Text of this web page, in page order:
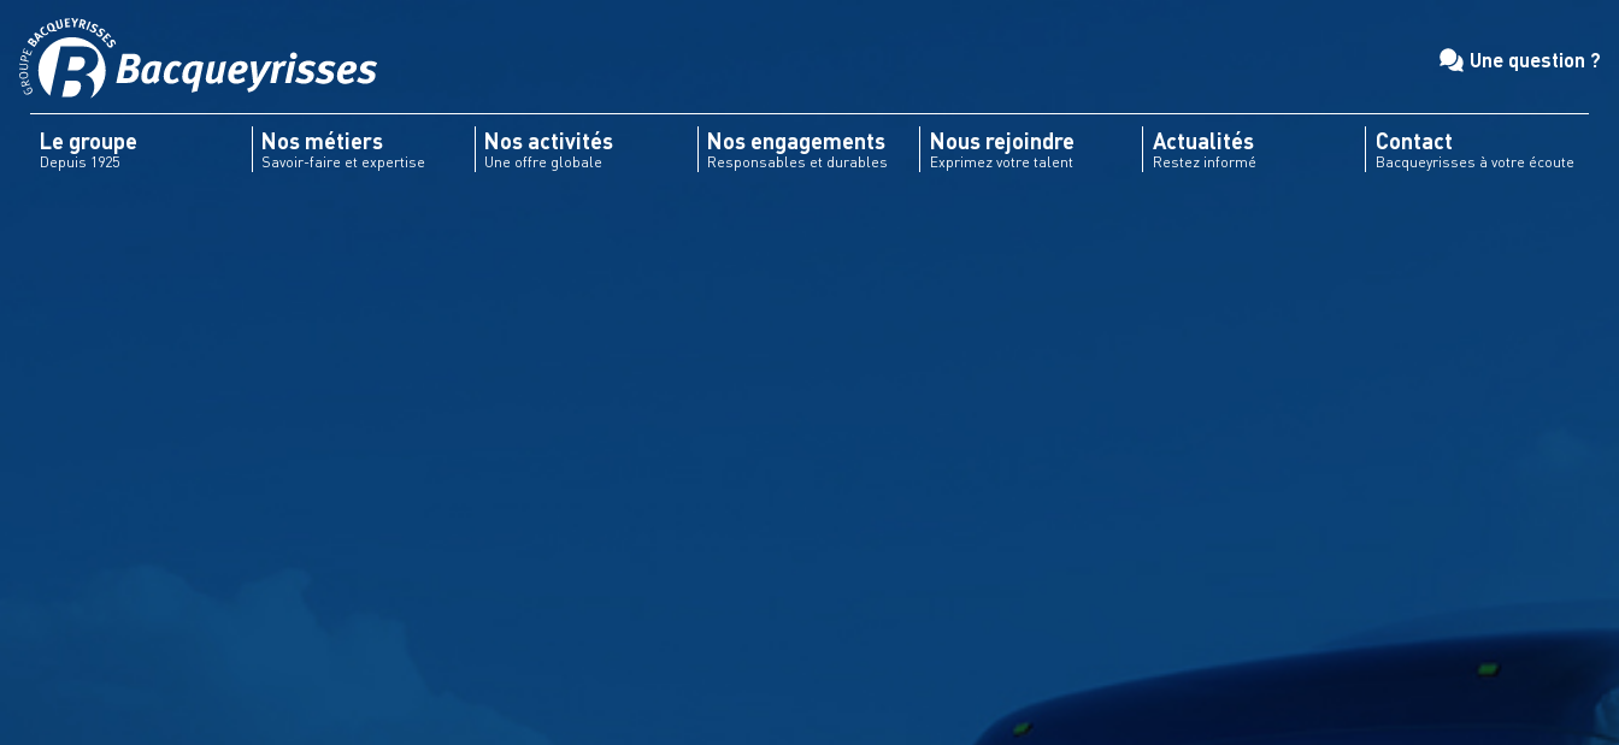
Une question ?
Le groupe
Depuis 1925
Nos métiers
Savoir-faire et expertise
Nos activités
Une offre globale
Nos engagements
Responsables et durables
Nous rejoindre
Exprimez votre talent
Actualités
Restez informé
Contact
Bacqueyrisses à votre écoute